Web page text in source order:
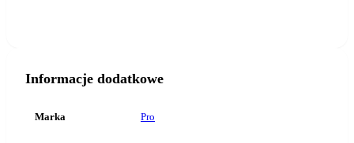
Informacje dodatkowe
Marka Pro